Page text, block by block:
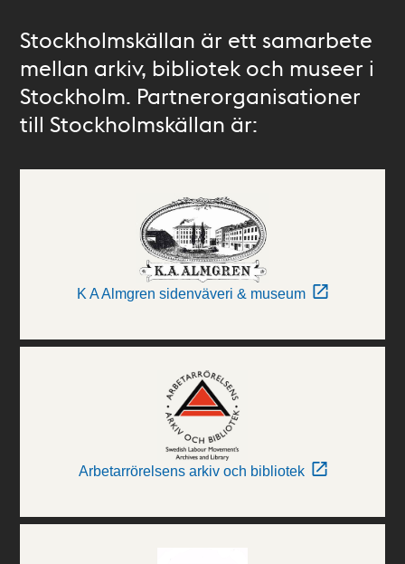
Stockholmskällan är ett samarbete
mellan arkiv, bibliotek och museer i
Stockholm. Partnerorganisationer
till Stockholmskällan är:
K A Almgren sidenväveri & museum
Arbetarrörelsens arkiv och bibliotek